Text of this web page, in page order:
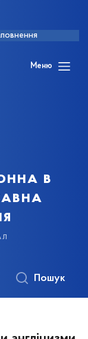
Меню
в
Пошук